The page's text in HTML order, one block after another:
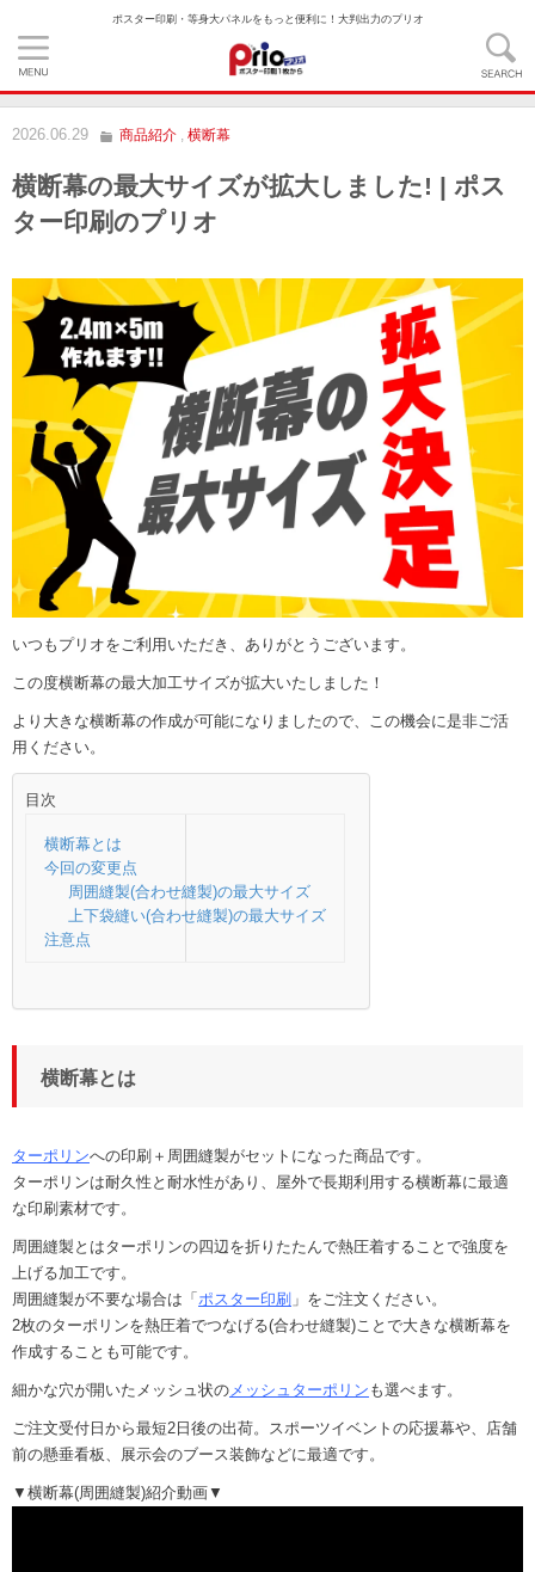
ポスター印刷・等身大パネルをもっと便利に！大判出力のプリオ
2026.06.29 商品紹介 , 横断幕
横断幕の最大サイズが拡大しました! | ポス
ター印刷のプリオ
いつもプリオをご利用いただき、ありがとうございます。
この度横断幕の最大加工サイズが拡大いたしました！
より大きな横断幕の作成が可能になりましたので、この機会に是非ご活
用ください。
目次
横断幕とは
今回の変更点
周囲縫製(合わせ縫製)の最大サイズ
上下袋縫い(合わせ縫製)の最大サイズ
注意点
横断幕とは
ターポリンへの印刷＋周囲縫製がセットになった商品です。
ターポリンは耐久性と耐水性があり、屋外で長期利用する横断幕に最適
な印刷素材です。
周囲縫製とはターポリンの四辺を折りたたんで熱圧着することで強度を
上げる加工です。
周囲縫製が不要な場合は「 ポスター印刷 」をご注文ください。
2枚のターポリンを熱圧着でつなげる(合わせ縫製)ことで大きな横断幕を
作成することも可能です。
細かな穴が開いたメッシュ状のメッシュターポリン も選べます。
ご注文受付日から最短2日後の出荷。スポーツイベントの応援幕や、店舗
前の懸垂看板、展示会のブース装飾などに最適です。
▼横断幕(周囲縫製)紹介動画▼